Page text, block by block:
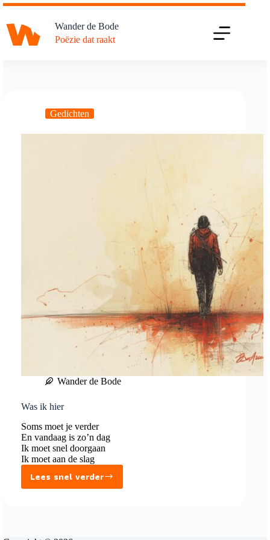
Ga
de
inhoud
Wander de Bode
Poëzie dat raakt
Gedichten
Wander de Bode
Was ik hier
Soms moet je verder
En vandaag is zo’n dag
Ik moet snel doorgaan
Ik moet aan de slag
Lees snel verder
Was